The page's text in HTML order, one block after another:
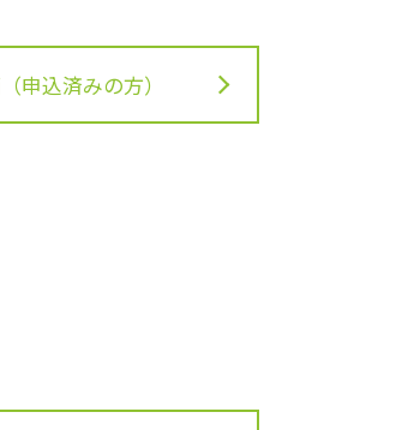
申込済みの方）